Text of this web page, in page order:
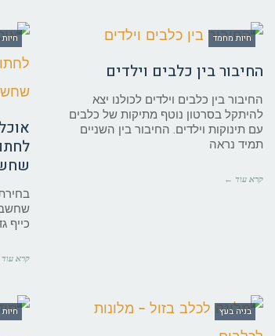
חיות מחמד
החיבור בין כלבים וילדים
החיבור בין כלבים וילדים לכולנו יצא
להיתקל בסרטון נוטף מתיקות של כלבים
עם תינוקות וילדים. החיבור בין השניים
תמיד נראה
קרא עוד ←
כייף
קרא
בניה בעץ